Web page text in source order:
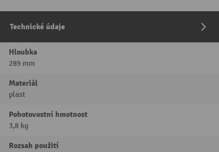
Technické údaje
Hloubka
289 mm
Materiál
plast
Pohotovostní hmotnost
3,8 kg
Rozsah použití